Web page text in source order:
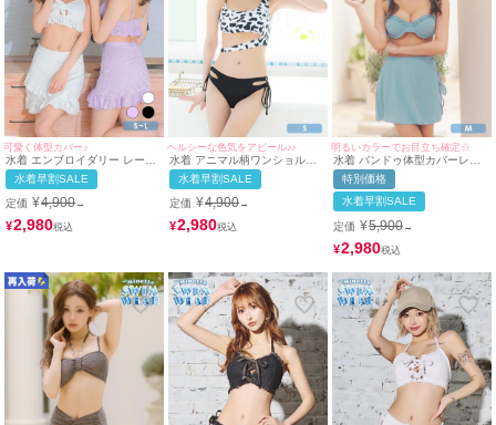
可愛く体型カバー♪
水着 エンブロイダリー レース
カットアウト リボン ビスチェ
体型カバー フリル ラップスカ
ート 韓国風 ガーリー タンキニ
(ホワイト/MIYABI) (ラベンダ
ー/上ノ堀結愛)
水着早割SALE
定価 ¥4,900→
¥2,980
ヘルシーな色気をアピール♪♪
水着 アニマル柄ワンショル風
モノトーンカットアウトビスチ
ェギャルビキニ
水着早割SALE
定価 ¥4,900→
¥2,980
明るいカラーでお目立ち確定☆
水着 バンドゥ体型カバーレー
スアップフレアスカートワッフ
ルギャルビキニ
特別価格
水着早割SALE
定価 ¥5,900→
¥2,980